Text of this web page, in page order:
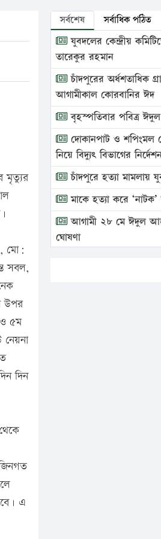
মৃত্যুর
মো:
সবল,
উপর
ও ৫ম
দিন
এ
সর্বশেষ সর্বাধিক পঠিত
যুবদলের কেন্দ্রীয়
তারেকুর রহমান
চাঁদপুরের অর্ধশতাধিক
আগামীকাল কোরবানির ঈদ
বৃহস্পতিবার পবিত্র
দোকানপাট ও শপিংমল
নিয়ে বিদ্যুৎ বিভাগের
চাঁদপুরে হত্যা মামলায়
মাকে হত্যা করে ‘নাটক’
আগামী ২৮ মে ঈদুল
ঘোষণা